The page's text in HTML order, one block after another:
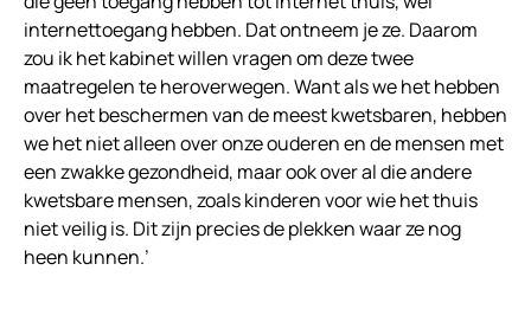
internettoegang hebben. Dat ontneem je ze. Daarom
zou ik het kabinet willen vragen om deze twee
maatregelen te heroverwegen. Want als we het hebben
over het beschermen van de meest kwetsbaren, hebben
we het niet alleen over onze ouderen en de mensen met
een zwakke gezondheid, maar ook over al die andere
kwetsbare mensen, zoals kinderen voor wie het thuis
niet veilig is. Dit zijn precies de plekken waar ze nog
heen kunnen.’